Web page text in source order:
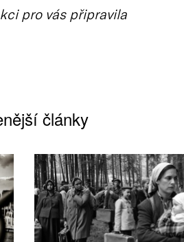
pro vás připravila
články